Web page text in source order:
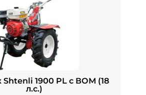
Shtenli 1900 PL с ВОМ (18
л.с.)